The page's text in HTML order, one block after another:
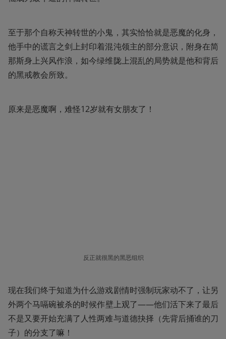
至于那个自称天神转世的小鬼，其实恰恰就是恶魔的化身，
他手中的谎言之剑上封印着混沌领主的部分意识，附身在简
那斯身上兴风作浪，如今绿维陇上混乱的局势就是他和背后
的黑戒教会所致。
原来是恶魔啊，难怪12岁就有女朋友了！
反正就很黑的黑恶组织
现在我们终于知道为什么游戏剧情时强制玩家动不了，让另
外两个马嗝碗被杀的时候作壁上观了——他们活下来了最后
不是又要开始充满了人性两难与道德抉择（先背后捅谁的刀
子）的分支了嘛！